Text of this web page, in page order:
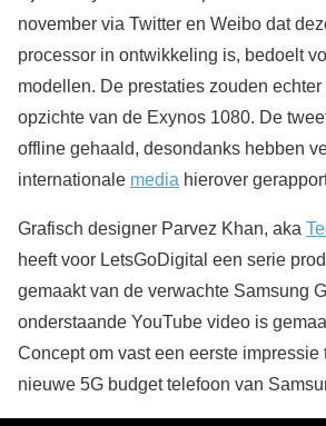
november via Twitter en Weibo dat
processor in ontwikkeling is, bedoelt
modellen. De prestaties zouden
opzichte van de Exynos 1080. De
offline gehaald, desondanks hebben
internationale media hierover
Grafisch designer Parvez Khan, aka
heeft voor LetsGoDigital een serie
gemaakt van de verwachte Samsung
onderstaande YouTube video is
Concept om vast een eerste
nieuwe 5G budget telefoon van